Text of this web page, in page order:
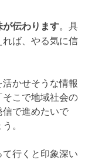
伝わります。具
ば、やる気に信
活かせそうな情報
こで地域社会の
で進めたいで
。
行くと印象深い